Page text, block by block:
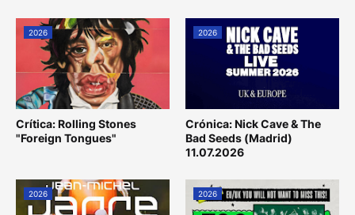
2026
Crítica: Rolling Stones
"Foreign Tongues"
2026
Crónica: Nick Cave & The
Bad Seeds (Madrid)
11.07.2026
2026 2026